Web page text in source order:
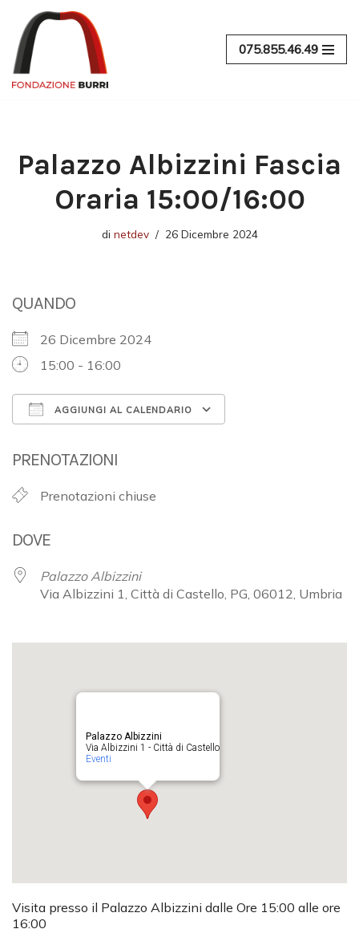
Vai
al
contenuto
075.855.46.49
Palazzo Albizzini Fascia
Oraria 15:00/16:00
di netdev 26 Dicembre 2024
QUANDO
26 Dicembre 2024
15:00 - 16:00
AGGIUNGI AL CALENDARIO
PRENOTAZIONI
Prenotazioni chiuse
DOVE
Palazzo Albizzini
Via Albizzini 1, Città di Castello, PG, 06012, Umbria
Palazzo Albizzini
Via Albizzini 1 - Città di Castello
Eventi
Visita presso il Palazzo Albizzini dalle Ore 15:00 alle ore
16:00